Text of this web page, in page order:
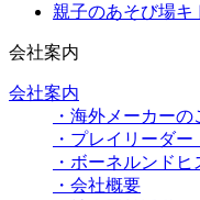
親子のあそび場キ
会社案内
会社案内
・海外メーカーの
・プレイリーダ
・ボーネルンドヒ
・会社概要